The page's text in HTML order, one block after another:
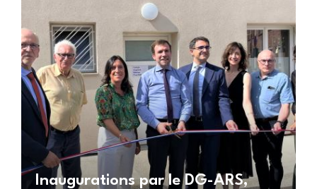
Inaugurations par le DG-ARS,